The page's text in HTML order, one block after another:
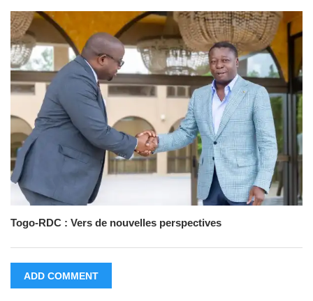
Togo-RDC : Vers de nouvelles perspectives
ADD COMMENT